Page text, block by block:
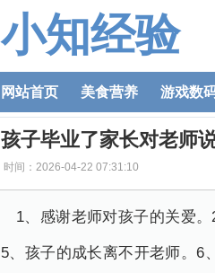
小知经验
网站首页 美食营养 游戏数
孩子毕业了家长对老师
时间：2026-04-22 07:31:10
1、感谢老师对孩子的关爱
5、孩子的成长离不开老师。6